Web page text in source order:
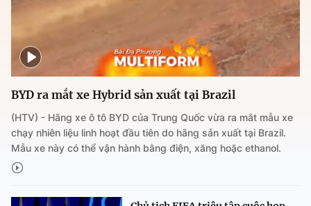
BYD ra mắt xe Hybrid sản xuất tại Brazil
(HTV) - Hãng xe ô tô BYD của Trung Quốc vừa ra mắt mẫu xe
chạy nhiên liệu linh hoạt đầu tiên do hãng sản xuất tại Brazil.
Mẫu xe này có thể vận hành bằng điện, xăng hoặc ethanol.